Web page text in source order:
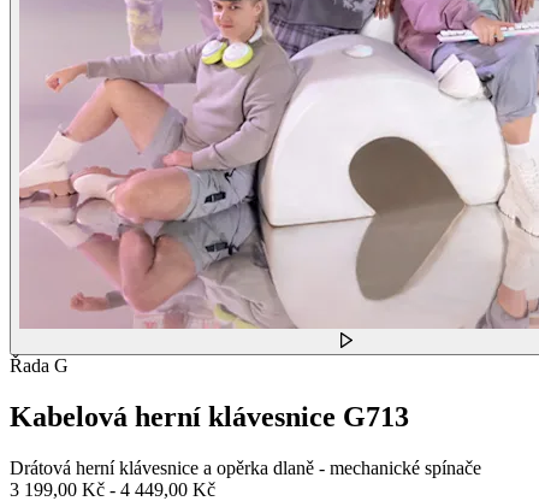
Řada G
Kabelová herní klávesnice G713
Drátová herní klávesnice a opěrka dlaně - mechanické spínače
3 199,00 Kč - 4 449,00 Kč